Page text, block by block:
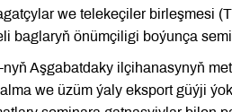
we telekeçiler birleşmesi
baglaryň önümçiligi boýunça
nyň Aşgabatdaky ilçihanasynyň
we üzüm ýaly eksport güýji